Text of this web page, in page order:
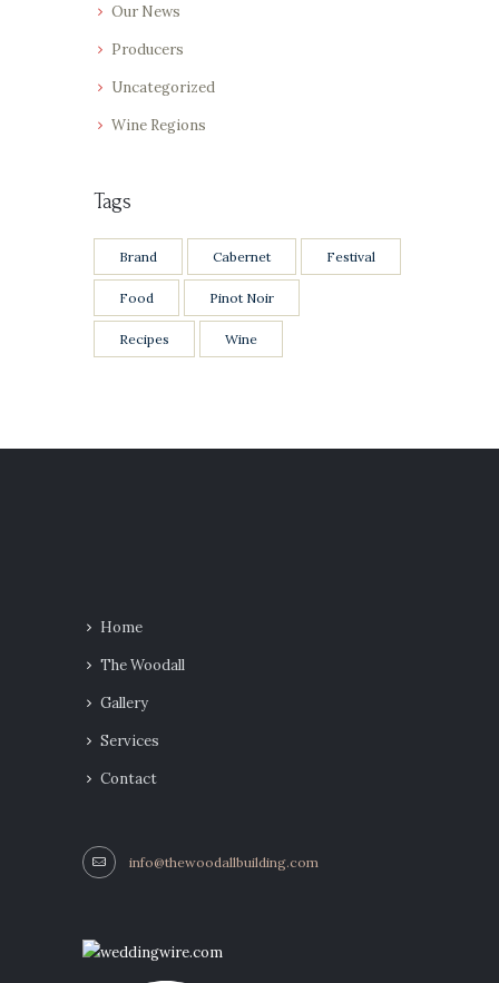
Our News
Producers
Uncategorized
Wine Regions
Tags
Brand Cabernet Festival
Food Pinot Noir
Recipes Wine
Home
The Woodall
Gallery
Services
Contact
info@thewoodallbuilding.com